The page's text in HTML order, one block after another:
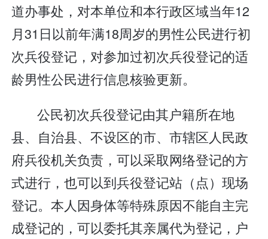
道办事处，对本单位和本行政区域当年12
月31日以前年满18周岁的男性公民进行初
次兵役登记，对参加过初次兵役登记的适
龄男性公民进行信息核验更新。
公民初次兵役登记由其户籍所在地
县、自治县、不设区的市、市辖区人民政
府兵役机关负责，可以采取网络登记的方
式进行，也可以到兵役登记站（点）现场
登记。本人因身体等特殊原因不能自主完
成登记的，可以委托其亲属代为登记，户